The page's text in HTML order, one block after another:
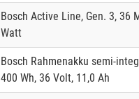
Bosch Active Line, Gen. 3, 36
Watt
Bosch Rahmenakku semi-
400 Wh, 36 Volt, 11,0 Ah